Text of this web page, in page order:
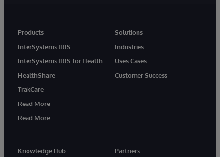
Products
InterSystems IRIS
InterSystems IRIS for Health
HealthShare
TrakCare
Read More
Read More
Solutions
Industries
Uses Cases
Customer Success
Knowledge Hub
Partners